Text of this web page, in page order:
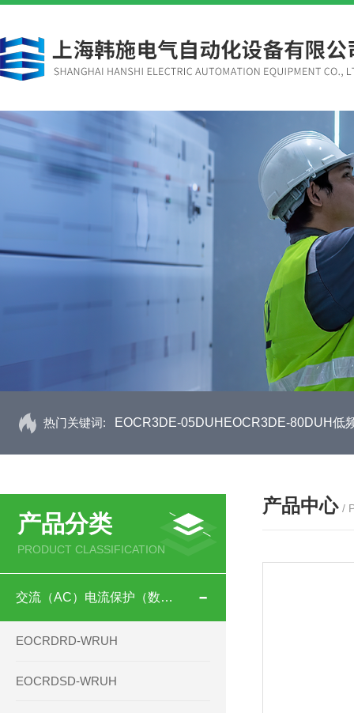
热门关键词: EOCR3DE-05DUHEOCR3DE-80DUH低
产品分类
PRODUCT CLASSIFICATION
交流（AC）电流保护（数码型）
EOCRDRD-WRUH
EOCRDSD-WRUH
产品中心 /